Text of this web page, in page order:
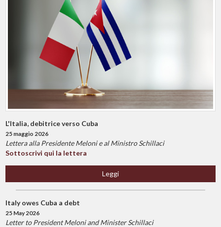
L'Italia, debitrice verso Cuba
25 maggio 2026
Lettera alla Presidente Meloni e al Ministro Schillaci
Sottoscrivi qui la lettera
Leggi
Italy owes Cuba a debt
25 May 2026
Letter to President Meloni and Minister Schillaci